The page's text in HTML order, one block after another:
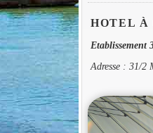
HOTEL À
Etablissement
Adresse : 31/2